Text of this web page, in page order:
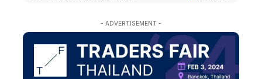
- ADVERTISEMENT -